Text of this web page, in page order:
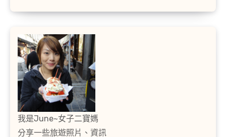
我是June~女子二寶媽
分享一些旅遊照片、資訊